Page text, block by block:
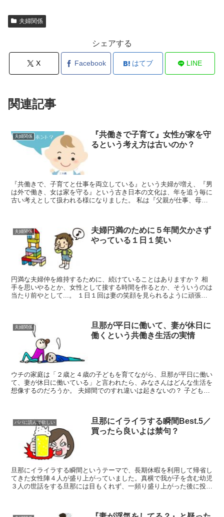
夫婦関係
シェアする
X Facebook はてブ LINE
関連記事
夫婦関係
『共働きで子育て』女性が家を守
るという考え方は古いのか？
『共働きで、子育てと仕事を両立している』という夫婦が増え、『男
は外で働き、女は家を守る』という古き日本の文化は、年を追う毎に
古い考えとして扱われる様になりました。 私は『父親が仕事、母親
夫婦関係
夫婦円満のために５年間欠かさず
やっている１日１笑い
円満な夫婦仲を維持するために、続けていることはありますか？ 相
手を思いやるとか、女性として接する時間を作るとか、そういうのは
当たり前やとして...。 １日１回は妻の笑顔を見られるように頑張っ
夫婦関係
旦那が平日に働いて、妻が休日に
働くという共働き生活の実情
ウチの家庭は「２歳と４歳の子どもを育てながら、旦那が平日に働い
て、妻が休日に働いている」と言われたら、みなさんはどんな生活を
想像するのだろうか。 夫婦間でのすれ違いは起きないの？ 子ども達
パパに読んで欲しい
旦那にイライラする瞬間Best.5／
買ったら良いよは禁句？
旦那にイライラする瞬間というテーマで、長期休暇を利用して帰省し
てきた女性陣４人が盛り上がっていました。真横で我が子を含む幼児
３人の世話をする旦那には目もくれず、一頻り盛り上がった後に投げ